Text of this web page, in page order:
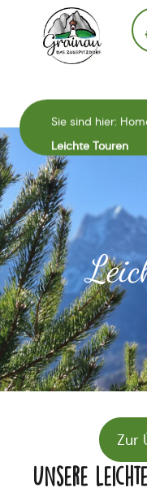
Zur
Sie sind hier:
Leichte Touren
Unsere
Zur